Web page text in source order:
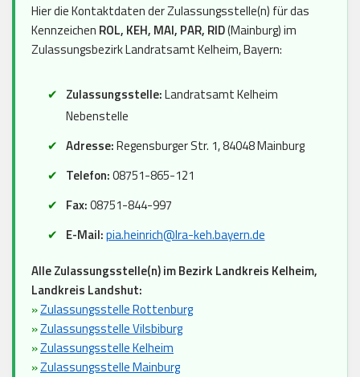
Hier die Kontaktdaten der Zulassungsstelle(n) für das
Kennzeichen ROL, KEH, MAI, PAR, RID(Mainburg) im
Zulassungsbezirk Landratsamt Kelheim, Bayern:
Zulassungsstelle:Landratsamt Kelheim
Nebenstelle
Adresse:Regensburger Str. 1, 84048 Mainburg
Telefon:08751-865-121
Fax:08751-844-997
E-Mail:pia.heinrich@lra-keh.bayern.de
Alle Zulassungsstelle(n) im Bezirk Landkreis Kelheim,
Landkreis Landshut:
»Zulassungsstelle Rottenburg
»Zulassungsstelle Vilsbiburg
»Zulassungsstelle Kelheim
»Zulassungsstelle Mainburg